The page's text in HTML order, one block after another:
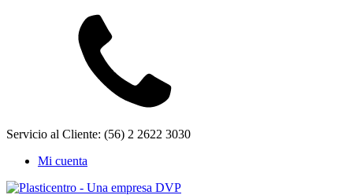
Servicio al Cliente: (56) 2 2622 3030
Mi cuenta